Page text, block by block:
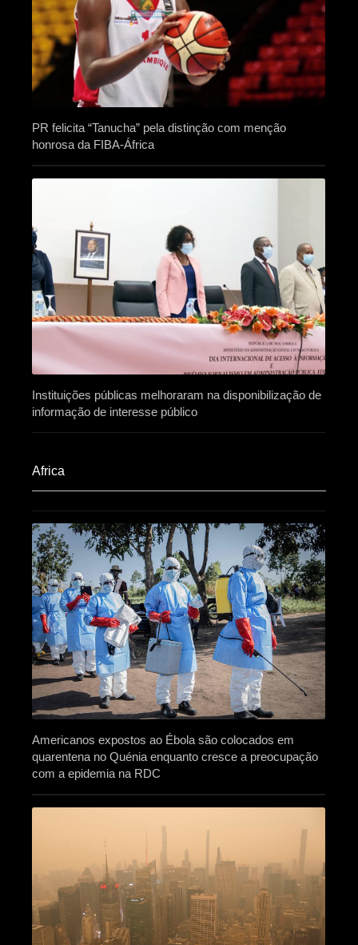
PR felicita “Tanucha” pela distinção com menção
honrosa da FIBA-África
Instituições públicas melhoraram na disponibilização de
informação de interesse público
Africa​
Americanos expostos ao Ébola são colocados em
quarentena no Quénia enquanto cresce a preocupação
com a epidemia na RDC